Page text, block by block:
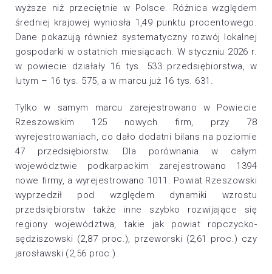
wyższe niż przeciętnie w Polsce. Różnica względem
średniej krajowej wyniosła 1,49 punktu procentowego.
Dane pokazują również systematyczny rozwój lokalnej
gospodarki w ostatnich miesiącach. W styczniu 2026 r.
w powiecie działały 16 tys. 533 przedsiębiorstwa, w
lutym – 16 tys. 575, a w marcu już 16 tys. 631.
Tylko w samym marcu zarejestrowano w Powiecie
Rzeszowskim 125 nowych firm, przy 78
wyrejestrowaniach, co dało dodatni bilans na poziomie
47 przedsiębiorstw. Dla porównania w całym
województwie podkarpackim zarejestrowano 1394
nowe firmy, a wyrejestrowano 1011. Powiat Rzeszowski
wyprzedził pod względem dynamiki wzrostu
przedsiębiorstw także inne szybko rozwijające się
regiony województwa, takie jak powiat ropczycko-
sędziszowski (2,87 proc.), przeworski (2,61 proc.) czy
jarosławski (2,56 proc.).